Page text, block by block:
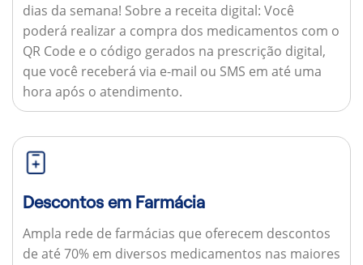
dias da semana! Sobre a receita digital: Você
poderá realizar a compra dos medicamentos com o
QR Code e o código gerados na prescrição digital,
que você receberá via e-mail ou SMS em até uma
hora após o atendimento.
Descontos em Farmácia
Ampla rede de farmácias que oferecem descontos
de até 70% em diversos medicamentos nas maiores